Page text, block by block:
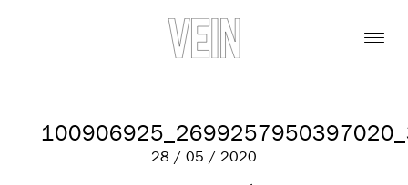
28 / 05 / 2020